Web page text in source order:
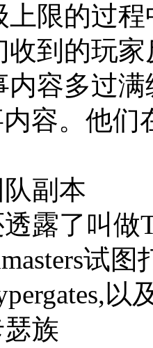
上限的过
收到的玩
内容多过
容。他
副本
露了叫做
试
以
族